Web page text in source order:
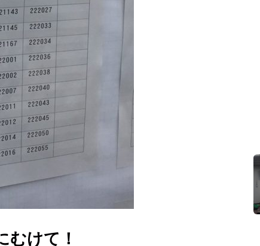
むけて！